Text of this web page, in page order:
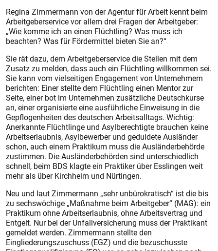
Regina Zimmermann von der Agentur für Arbeit kennt beim
Arbeitgeberservice vor allem drei Fragen der Arbeitgeber:
„Wie komme ich an einen Flüchtling? Was muss ich
beachten? Was für Fördermittel bieten Sie an?“
Sie rät dazu, dem Arbeitgeberservice die Stellen mit dem
Zusatz zu melden, dass auch ein Flüchtling willkommen sei.
Sie kann vom vielseitigen Engagement von Unternehmern
berichten: Einer stellte dem Flüchtling einen Mentor zur
Seite, einer bot im Unternehmen zusätzliche Deutschkurse
an, einer organisierte eine ausführliche Einweisung in die
Gepflogenheiten des deutschen Arbeitsalltags. Wichtig:
Anerkannte Flüchtlinge und Asylberechtigte brauchen keine
Arbeitserlaubnis, Asylbewerber und geduldete Ausländer
schon, auch einem Praktikum muss die Ausländerbehörde
zustimmen. Die Ausländerbehörden sind unterschiedlich
schnell, beim BDS klagte ein Praktiker über Esslingen weit
mehr als über Kirchheim und Nürtingen.
Neu und laut Zimmermann „sehr unbürokratisch“ ist die bis
zu sechswöchige „Maßnahme beim Arbeitgeber“ (MAG): ein
Praktikum ohne Arbeitserlaubnis, ohne Arbeitsvertrag und
Entgelt. Nur bei der Unfallversicherung muss der Praktikant
gemeldet werden. Zimmermann stellte den
Eingliederungszuschuss (EGZ) und die bezuschusste